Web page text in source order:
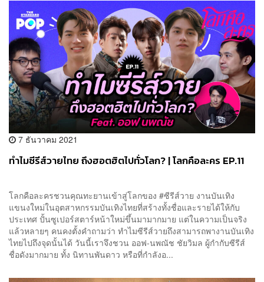
7 ธันวาคม 2021
ทำไมซีรีส์วายไทย ถึงฮอตฮิตไปทั่วโลก? | โลกคือละคร EP.11
โลกคือละครชวนคุณทะยานเข้าสู่โลกของ #ซีรีส์วาย งานบันเทิง
แขนงใหม่ในอุตสาหกรรมบันเทิงไทยที่สร้างทั้งชื่อและรายได้ให้กับ
ประเทศ ปั้นซูเปอร์สตาร์หน้าใหม่ขึ้นมามากมาย แต่ในความเป็นจริง
แล้วหลายๆ คนคงตั้งคำถามว่า ทำไมซีรีส์วายถึงสามารถพางานบันเทิง
ไทยไปถึงจุดนั้นได้ วันนี้เราจึงชวน ออฟ-นพณัช ชัยวิมล ผู้กำกับซีรีส์
ชื่อดังมากมาย ทั้ง นิทานพันดาว หรือที่กำลังอ...